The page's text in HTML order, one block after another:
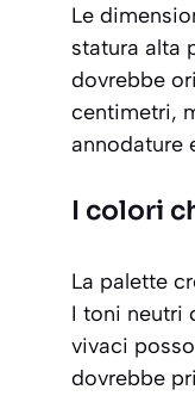
Le
statura alta
dovrebbe
centimetri,
annodature
I colori
La palette
I toni neutri
vivaci
dovrebbe